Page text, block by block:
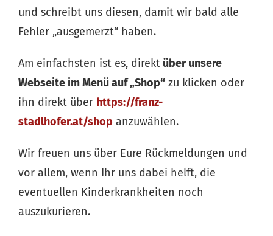
und schreibt uns diesen, damit wir bald alle
Fehler „ausgemerzt“ haben.
Am einfachsten ist es, direkt über unsere
Webseite im Menü auf „Shop“ zu klicken oder
ihn direkt über https://franz-
stadlhofer.at/shop anzuwählen.
Wir freuen uns über Eure Rückmeldungen und
vor allem, wenn Ihr uns dabei helft, die
eventuellen Kinderkrankheiten noch
auszukurieren.